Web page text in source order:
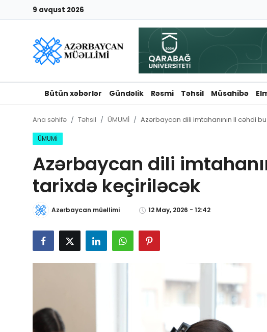
9 avqust 2026
Bütün xəbərlər Gündəlik Rəsmi Təhsil Müsahibə
Giriş
Qeydiyyat
Qəzetə elan ver
Haqqımızda
Reklam və elan
Biz kimik?
Bütün xəbərlər
Gündəlik
Müsahibə
Ana səhifə Təhsil ÜMUMİ Azərbaycan dili imtahanının II cəhdi
ÜMUMİ
Azərbaycan dili
tarixdə keçiriləcək
Azərbaycan müəllimi 12 May, 2026 - 12:42